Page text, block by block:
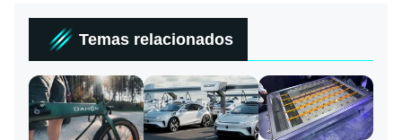
Temas relacionados